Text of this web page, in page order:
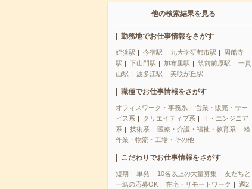
他の検索結果を見る
勤務地でお仕事情報をさがす
姪浜駅 今宿駅 九大学研都市駅
周船寺
駅
下山門駅 加布里駅 筑前前原駅
一貴
山駅
波多江駅 美咲が丘駅
職種でお仕事情報をさがす
オフィスワーク・事務系
営業・販売・サー
ビス系
クリエイティブ系
IT・エンジニア
系
技術系 医療・介護・福祉・教育系
軽
作業・物流・工場・その他
こだわりでお仕事情報をさがす
短期 単発 10名以上の大量募集
友だちと
一緒の応募OK
在宅・リモートワーク
週2